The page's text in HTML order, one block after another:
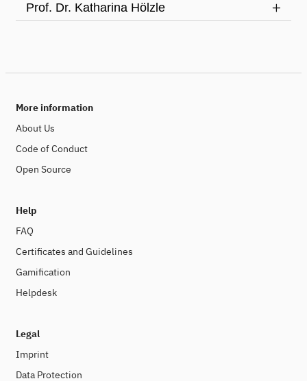
Prof. Dr. Katharina Hölzle
More information
About Us
Code of Conduct
Open Source
Help
FAQ
Certificates and Guidelines
Gamification
Helpdesk
Legal
Imprint
Data Protection